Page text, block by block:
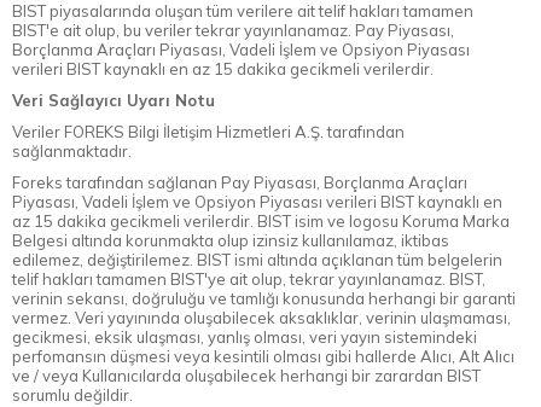
BIST piyasalarında oluşan tüm verilere ait telif hakları tamamen
BIST'e ait olup, bu veriler tekrar yayınlanamaz. Pay Piyasası,
Borçlanma Araçları Piyasası, Vadeli İşlem ve Opsiyon Piyasası
verileri BIST kaynaklı en az 15 dakika gecikmeli verilerdir.
Veri Sağlayıcı Uyarı Notu
Veriler FOREKS Bilgi İletişim Hizmetleri A.Ş. tarafından
sağlanmaktadır.
Foreks tarafından sağlanan Pay Piyasası, Borçlanma Araçları
Piyasası, Vadeli İşlem ve Opsiyon Piyasası verileri BIST kaynaklı en
az 15 dakika gecikmeli verilerdir. BIST isim ve logosu Koruma Marka
Belgesi altında korunmakta olup izinsiz kullanılamaz, iktibas
edilemez, değiştirilemez. BIST ismi altında açıklanan tüm belgelerin
telif hakları tamamen BIST'ye ait olup, tekrar yayınlanamaz. BIST,
verinin sekansı, doğruluğu ve tamlığı konusunda herhangi bir garanti
vermez. Veri yayınında oluşabilecek aksaklıklar, verinin ulaşmaması,
gecikmesi, eksik ulaşması, yanlış olması, veri yayın sistemindeki
perfomansın düşmesi veya kesintili olması gibi hallerde Alıcı, Alt Alıcı
ve / veya Kullanıcılarda oluşabilecek herhangi bir zarardan BIST
sorumlu değildir.